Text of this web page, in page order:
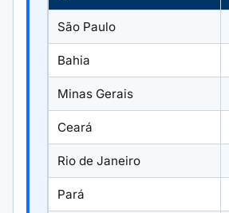
São Paulo
Bahia
Minas Gerais
Ceará
Rio de Janeiro
Pará